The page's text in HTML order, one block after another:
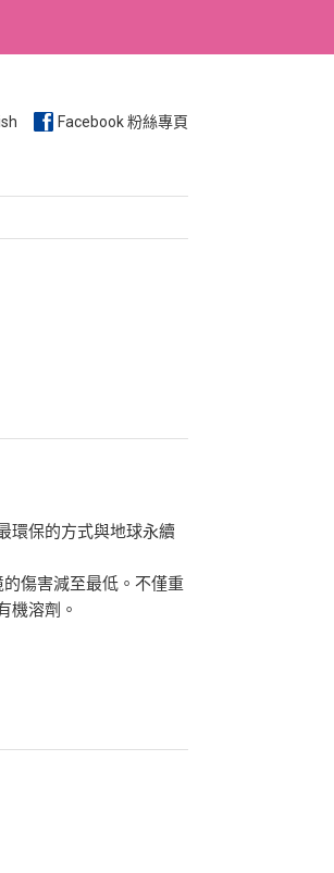
Facebook 粉絲專頁
環保的方式與地球永續
傷害減至最低。不僅重
機溶劑。